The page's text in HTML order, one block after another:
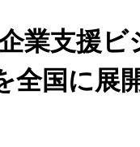
業支援
全国に展